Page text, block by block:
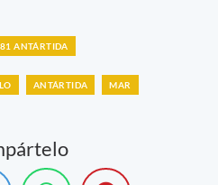
ANTÁRTIDA
ANTÁRTIDA MAR